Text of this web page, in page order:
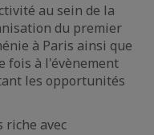
au sein de la
du premier
à Paris ainsi que
fois à l'évènement
les opportunités
riche avec